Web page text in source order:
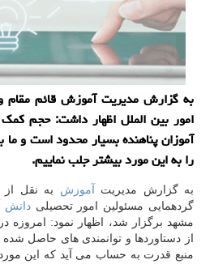
به گزارش مدیریت آموزش قائم
امور بین الملل اظهار داشت: حجم
آموزان پناهنده بسیار محدود است و ما
را به این مورد بیشتر جلب نماییم.
به گزارش مدیریت آموزش به نقل از
گردهمایی مسئولین امور تحصیلیدانش
مشهد برگزار شد، اظهار نمود: امروزه
از دستاوردها و توانمندی های حاصل
منبع قدرت به حساب می آید كه این مورد